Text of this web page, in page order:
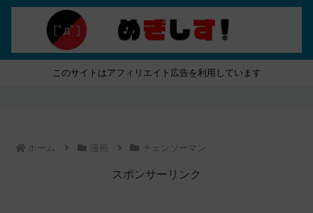
このサイトはアフィリエイト広告を利用しています
ホーム 漫画 チェンソーマン
スポンサーリンク